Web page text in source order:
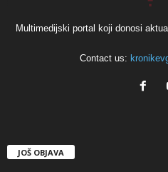
Multimedijski portal koji donosi
Contact us:
JOŠ OBJAVA